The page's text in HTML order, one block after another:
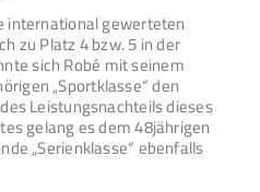
international gewerteten
zu Platz 4 bzw. 5 in der
sich Robé mit seinem
„Sportklasse“ den
Leistungsnachteils dieses
gelang es dem 48jährigen
„Serienklasse“ ebenfalls